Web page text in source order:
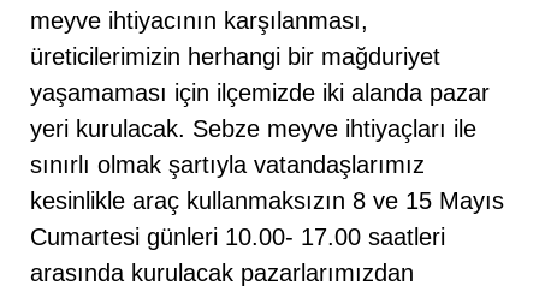
meyve ihtiyacının karşılanması,
üreticilerimizin herhangi bir mağduriyet
yaşamaması için ilçemizde iki alanda pazar
yeri kurulacak. Sebze meyve ihtiyaçları ile
sınırlı olmak şartıyla vatandaşlarımız
kesinlikle araç kullanmaksızın 8 ve 15 Mayıs
Cumartesi günleri 10.00- 17.00 saatleri
arasında kurulacak pazarlarımızdan